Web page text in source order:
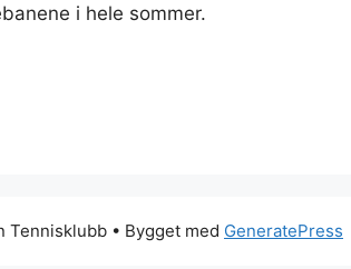
i hele sommer.
Tennisklubb • Bygget med GeneratePress